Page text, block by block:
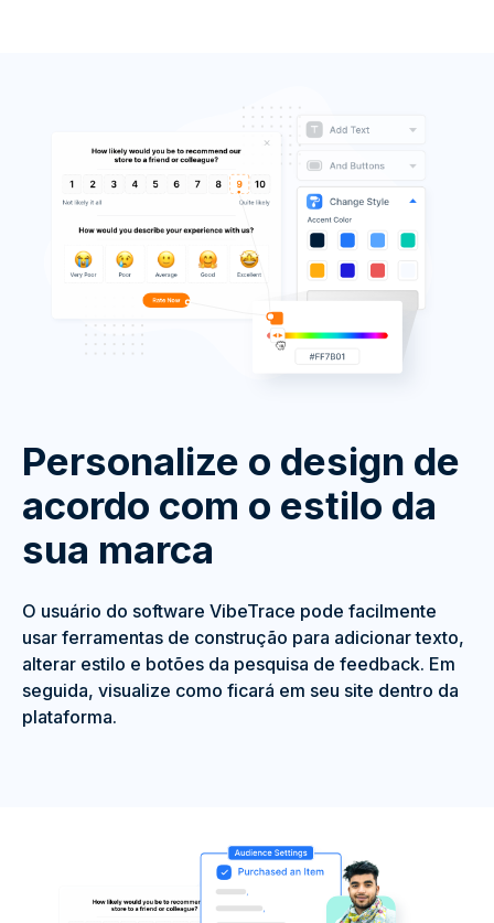
Personalize o design de
acordo com o estilo da
sua marca
O usuário do software VibeTrace pode facilmente
usar ferramentas de construção para adicionar texto,
alterar estilo e botões da pesquisa de feedback. Em
seguida, visualize como ficará em seu site dentro da
plataforma.